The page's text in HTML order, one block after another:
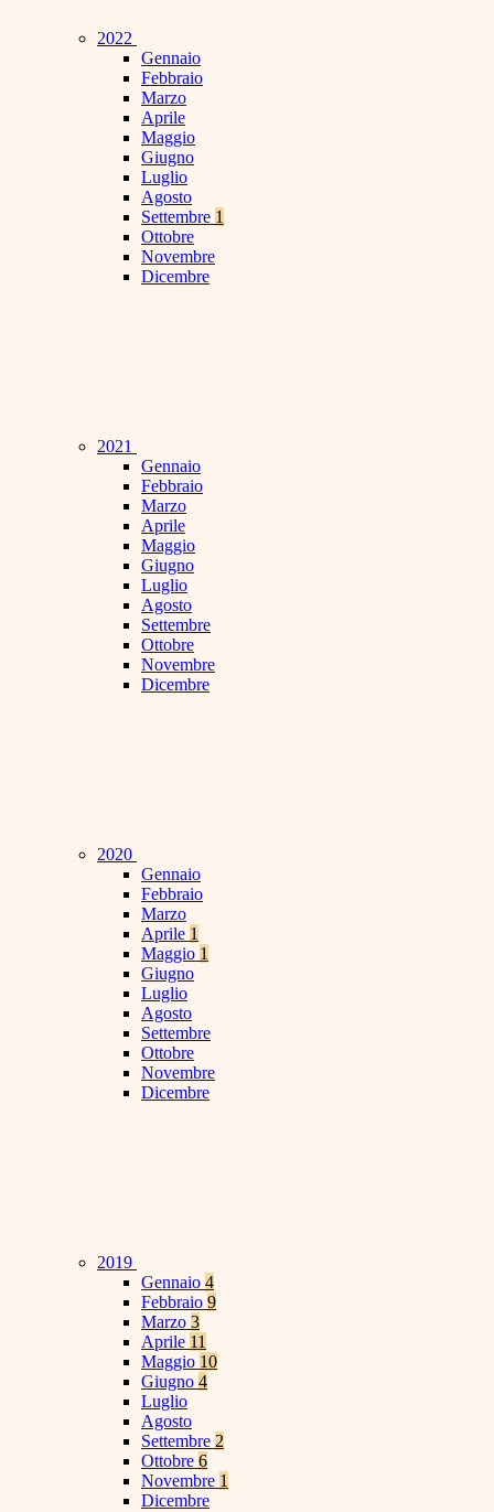
2022
Gennaio
Febbraio
Marzo
Aprile
Maggio
Giugno
Luglio
Agosto
Settembre 1
Ottobre
Novembre
Dicembre
2021
Gennaio
Febbraio
Marzo
Aprile
Maggio
Giugno
Luglio
Agosto
Settembre
Ottobre
Novembre
Dicembre
2020
Gennaio
Febbraio
Marzo
Aprile 1
Maggio 1
Giugno
Luglio
Agosto
Settembre
Ottobre
Novembre
Dicembre
2019
Gennaio 4
Febbraio 9
Marzo 3
Aprile 11
Maggio 10
Giugno 4
Luglio
Agosto
Settembre 2
Ottobre 6
Novembre 1
Dicembre